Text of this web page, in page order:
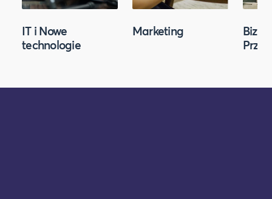
IT i Nowe
technologie
Marketing